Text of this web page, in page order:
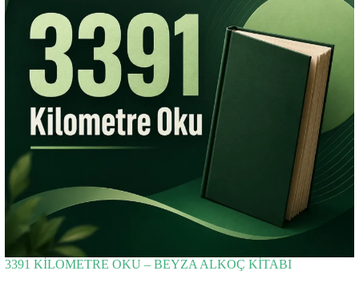
3391 KİLOMETRE OKU – BEYZA ALKOÇ KİTABI